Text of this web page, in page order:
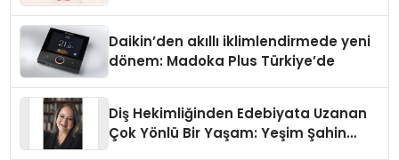
Daikin’den akıllı iklimlendirmede yeni
dönem: Madoka Plus Türkiye’de
Diş Hekimliğinden Edebiyata Uzanan
Çok Yönlü Bir Yaşam: Yeşim Şahin